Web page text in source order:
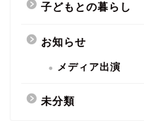
子どもとの暮らし
お知らせ
メディア出演
未分類